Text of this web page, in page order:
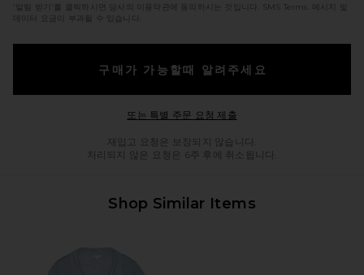
'알림 받기'를 클릭하시면 당사의 이용약관에 동의하시는 것입니다. SMS Terms
. 메시지 및
데이터 요금이 부과될 수 있습니다.
구매가 가능할때 알려주세요
또는 특별 주문 요청 제출Opens in a modal window
재입고 요청은 보장되지 않습니다.
처리되지 않은 요청은 6주 후에 취소됩니다.
Shop Similar Items